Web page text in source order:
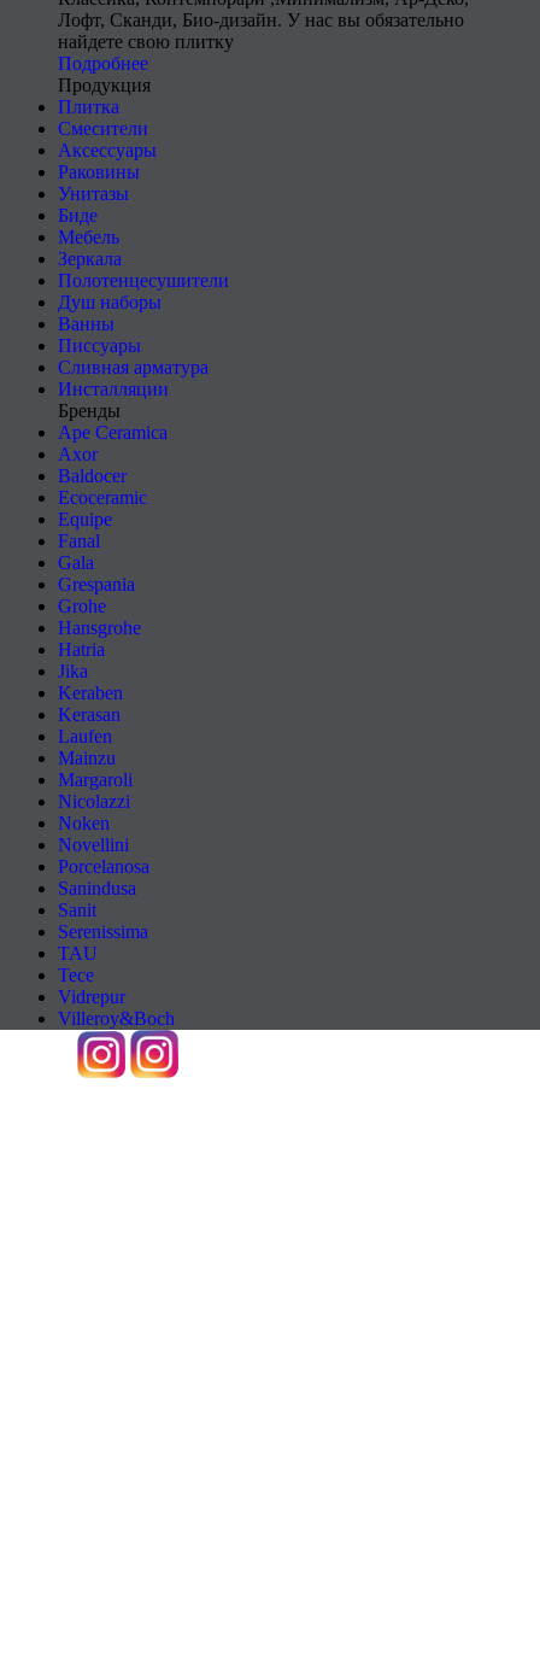
Лофт, Сканди, Био-дизайн. У нас вы обязательно
найдете свою плитку
Подробнее
Продукция
Плитка
Смесители
Аксессуары
Раковины
Унитазы
Биде
Мебель
Зеркала
Полотенцесушители
Душ наборы
Ванны
Писсуары
Сливная арматура
Инсталляции
Бренды
Ape Ceramica
Axor
Baldocer
Ecoceramic
Equipe
Fanal
Gala
Grespania
Grohe
Hansgrohe
Hatria
Jika
Keraben
Kerasan
Laufen
Mainzu
Margaroli
Nicolazzi
Noken
Novellini
Porcelanosa
Sanindusa
Sanit
Serenissima
TAU
Tece
Vidrepur
Villeroy&Boch